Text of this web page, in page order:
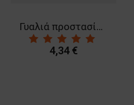
Γυαλιά προστασίας PERSPECTA FL250
4,34 €